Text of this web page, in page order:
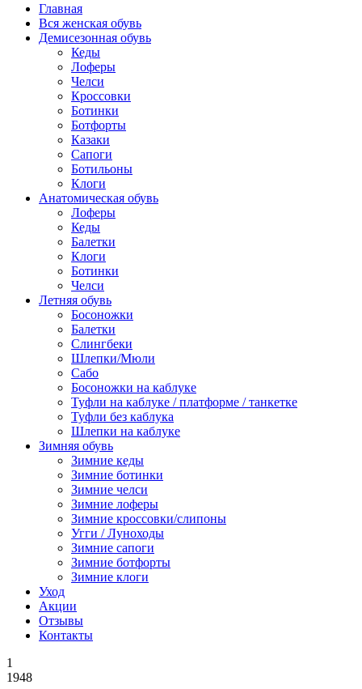
Главная
Вся женская обувь
Демисезонная обувь
Кеды
Лоферы
Челси
Кроссовки
Ботинки
Ботфорты
Казаки
Сапоги
Ботильоны
Клоги
Анатомическая обувь
Лоферы
Кеды
Балетки
Клоги
Ботинки
Челси
Летняя обувь
Босоножки
Балетки
Слингбеки
Шлепки/Мюли
Сабо
Босоножки на каблуке
Туфли на каблуке / платформе / танкетке
Туфли без каблука
Шлепки на каблуке
Зимняя обувь
Зимние кеды
Зимние ботинки
Зимние челси
Зимние лоферы
Зимние кроссовки/слипоны
Угги / Луноходы
Зимние сапоги
Зимние ботфорты
Зимние клоги
Уход
Акции
Отзывы
Контакты
1
1948